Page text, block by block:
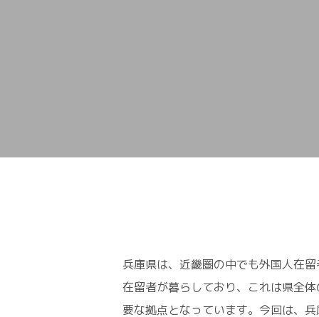
兵庫県は、近畿圏の中でも外国人在
在留者が暮らしており、これは県全
要な拠点となっています。今回は、